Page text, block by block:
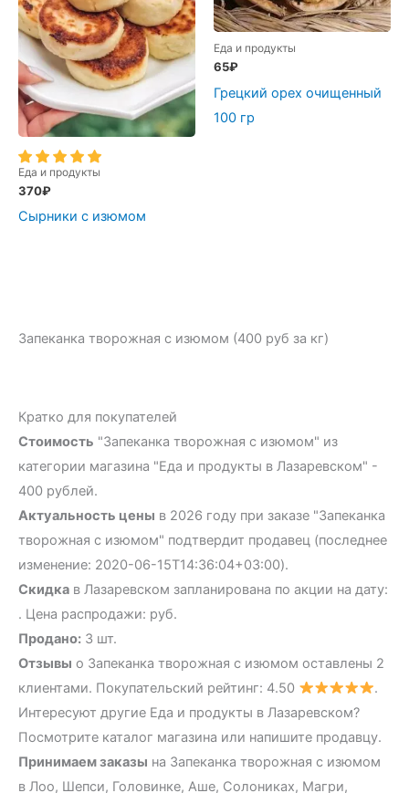
Еда и продукты
370₽
Сырники с изюмом
Еда и продукты
65₽
Грецкий орех очищенный
100 гр
Запеканка творожная с изюмом (400 руб за кг)
Кратко для покупателей
Стоимость "Запеканка творожная с изюмом" из
категории магазина "Еда и продукты в Лазаревском" -
400 рублей.
Актуальность цены в 2026 году при заказе "Запеканка
творожная с изюмом" подтвердит продавец (последнее
изменение: 2020-06-15T14:36:04+03:00).
Скидка в Лазаревском запланирована по акции на дату:
. Цена распродажи: руб.
Продано: 3 шт.
Отзывы о Запеканка творожная с изюмом оставлены 2
клиентами. Покупательский рейтинг: 4.50
.
Интересуют другие Еда и продукты в Лазаревском?
Посмотрите каталог магазина или напишите продавцу.
Принимаем заказы на Запеканка творожная с изюмом
в Лоо, Шепси, Головинке, Аше, Солониках, Магри,